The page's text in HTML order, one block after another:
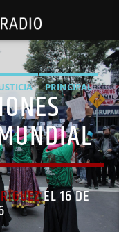
PRINCIPAL
EL 16 DE